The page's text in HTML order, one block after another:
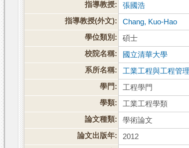
指導教授:
張國浩
指導教授(外文):
Chang, Kuo-Hao
學位類別:
碩士
校院名稱:
國立清華大學
系所名稱:
工業工程與工程管
學門:
工程學門
學類:
工業工程學類
論文種類:
學術論文
論文出版年:
2012